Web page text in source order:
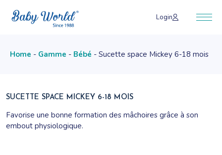
the Login
Home Gamme Bébé Sucette space Mickey 6-18 mois
SUCETTE SPACE MICKEY 6-18 MOIS
Favorise une bonne formation des mâchoires grâce à son
embout physiologique.